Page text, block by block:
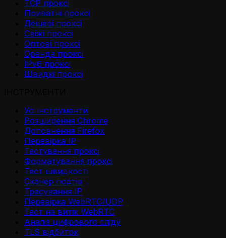
TCP проксі
Приватні проксі
Дешеві проксі
Свіжі проксі
Оптові проксі
Оренда проксі
IPv6 проксі
Швидкі проксі
Усі інструменти
Розширення Chrome
Доповнення Firefox
Перевірка IP
Тестування проксі
Форматування проксі
Тест швидкості
Сканер портів
Трасування IP
Перевірка WebRTC/UDP
Тест на витік WebRTC
Аналіз цифрового сліду
TLS відбиток